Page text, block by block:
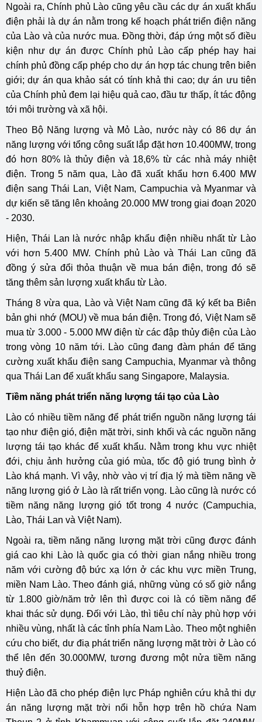
Ngoài ra, Chính phủ Lào cũng yêu cầu các dự án xuất khẩu
điện phải là dự án nằm trong kế hoạch phát triển điện năng
của Lào và của nước mua. Đồng thời, đáp ứng một số điều
kiện như dự án được Chính phủ Lào cấp phép hay hai
chính phủ đồng cấp phép cho dự án hợp tác chung trên biên
giới; dự án qua khảo sát có tính khả thi cao; dự án ưu tiên
của Chính phủ đem lại hiệu quả cao, đầu tư thấp, ít tác động
tới môi trường và xã hội.
Theo Bộ Năng lượng và Mỏ Lào, nước này có 86 dự án
năng lượng với tổng công suất lắp đặt hơn 10.400MW, trong
đó hơn 80% là thủy điện và 18,6% từ các nhà máy nhiệt
điện. Trong 5 năm qua, Lào đã xuất khẩu hơn 6.400 MW
điện sang Thái Lan, Việt Nam, Campuchia và Myanmar và
dự kiến sẽ tăng lên khoảng 20.000 MW trong giai đoạn 2020
- 2030.
Hiện, Thái Lan là nước nhập khẩu điện nhiều nhất từ Lào
với hơn 5.400 MW. Chính phủ Lào và Thái Lan cũng đã
đồng ý sửa đổi thỏa thuận về mua bán điện, trong đó sẽ
tăng thêm sản lượng xuất khẩu từ Lào.
Tháng 8 vừa qua, Lào và Việt Nam cũng đã ký kết ba Biên
bản ghi nhớ (MOU) về mua bán điện. Trong đó, Việt Nam sẽ
mua từ 3.000 - 5.000 MW điện từ các đập thủy điện của Lào
trong vòng 10 năm tới. Lào cũng đang đàm phán để tăng
cường xuất khẩu điện sang Campuchia, Myanmar và thông
qua Thái Lan để xuất khẩu sang Singapore, Malaysia.
Tiềm năng phát triển năng lượng tái tạo của Lào
Lào có nhiều tiềm năng để phát triển nguồn năng lượng tái
tạo như điện gió, điện mặt trời, sinh khối và các nguồn năng
lượng tái tạo khác để xuất khẩu. Nằm trong khu vực nhiệt
đới, chịu ảnh hưởng của gió mùa, tốc độ gió trung bình ở
Lào khá mạnh. Vì vậy, nhờ vào vị trí địa lý mà tiềm năng về
năng lượng gió ở Lào là rất triển vọng. Lào cũng là nước có
tiềm năng năng lượng gió tốt trong 4 nước (Campuchia,
Lào, Thái Lan và Việt Nam).
Ngoài ra, tiềm năng năng lượng mặt trời cũng được đánh
giá cao khi Lào là quốc gia có thời gian nắng nhiều trong
năm với cường độ bức xạ lớn ở các khu vực miền Trung,
miền Nam Lào. Theo đánh giá, những vùng có số giờ nắng
từ 1.800 giờ/năm trở lên thì được coi là có tiềm năng để
khai thác sử dụng. Đối với Lào, thì tiêu chí này phù hợp với
nhiều vùng, nhất là các tỉnh phía Nam Lào. Theo một nghiên
cứu cho biết, dư điạ phát triển năng lượng mặt trời ở Lào có
thể lên đến 30.000MW, tương đương một nửa tiềm năng
thuỷ điện.
Hiện Lào đã cho phép điện lực Pháp nghiên cứu khả thi dự
án năng lượng mặt trời nổi hỗn hợp trên hồ chứa Nam